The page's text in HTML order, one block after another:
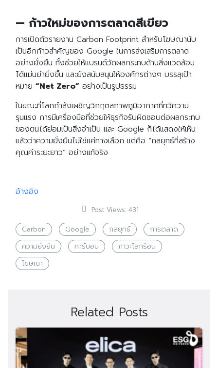
for:
— ก้าวใหม่ของการตลาดสีเขียว
การเปิดตัวรายงาน Carbon Footprint สำหรับโฆษณานับ
เป็นอีกก้าวสำคัญของ Google ในการส่งเสริมการตลาด
อย่างยั่งยืน ทั้งช่วยให้แบรนด์วัดผลกระทบด้านสิ่งแวดล้อม
ได้แม่นยำยิ่งขึ้น และยังสนับสนุนให้องค์กรต่างๆ บรรลุเป้า
หมาย “Net Zero” อย่างเป็นรูปธรรม
ในขณะที่โลกกำลังเผชิญวิกฤตสภาพภูมิอากาศที่ทวีความ
รุนแรง การมีเครื่องมือที่ช่วยให้ธุรกิจรับผิดชอบต่อผลกระทบ
ของตนได้ย่อมเป็นสิ่งจำเป็น และ Google ก็ได้แสดงให้เห็น
แล้วว่าความยั่งยืนไม่ใช่แค่ทางเลือก แต่คือ “กลยุทธ์ที่สร้าง
คุณค่าระยะยาว” อย่างแท้จริง
อ้างอิง
Post Views: 431
Carbon Google กลยุทธ์
การตลาด
ความยั่งยืน
คาร์บอน
ภาวะโลกร้อน
โฆษณา
Related Posts